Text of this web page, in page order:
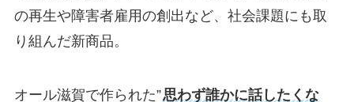
の再生や障害者雇用の創出など、社会課題にも取
り組んだ新商品。
オール滋賀で作られた”思わず誰かに話したくな